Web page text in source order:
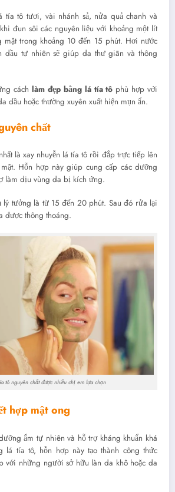
tía tô tươi, vài nhánh sả, nửa quả chanh và
đun sôi các nguyên liệu với khoảng một lít
mặt trong khoảng 10 đến 15 phút. Hơi nước
dầu tự nhiên sẽ giúp da thư giãn và thông
cáchlàm đẹp bằng lá tía tô phù hợp với
dầu hoặc thường xuyên xuất hiện mụn ẩn.
chất
là xay nhuyễn lá tía tô rồi đắp trực tiếp lên
Hỗn hợp này giúp cung cấp các dưỡng
làm dịu vùng da bị kích ứng.
lý tưởng là từ 15 đến 20 phút. Sau đó rửa lại
được thông thoáng.
tô nguyên chất được nhiều chị em lựa chọn
hợp mật ong
ẩm tự nhiên và hỗ trợ kháng khuẩn khá
lá tía tô, hỗn hợp này tạo thành công thức
với những người sở hữu làn da khô hoặc da